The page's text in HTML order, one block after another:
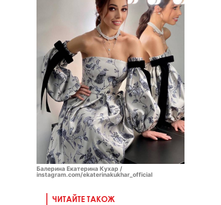
Балерина Екатерина Кухар /
instagram.com/ekaterinakukhar_official
ЧИТАЙТЕ ТАКОЖ